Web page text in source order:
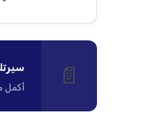
📄 أكمل